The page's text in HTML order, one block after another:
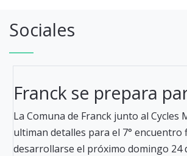
Sociales
Franck se prepara
La Comuna de Franck junto al Cycles
ultiman detalles para el 7° encuentro
desarrollarse el próximo domingo 24